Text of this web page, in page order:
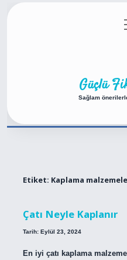
Gizlilik
Güçlü
Sağlam
Etiket: Kaplama
Çatı Neyle Kaplanır
Tarih: Eylül 23, 2024
En iyi çatı kaplama